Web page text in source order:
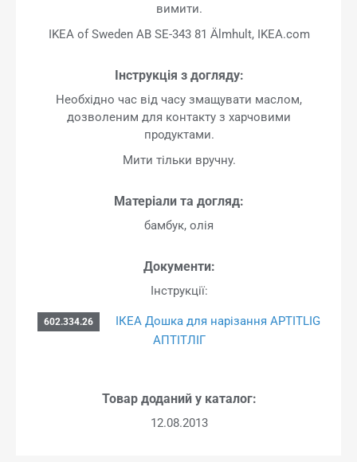
вимити.
IKEA of Sweden AB SE-343 81 Älmhult, IKEA.com
Інструкція з догляду:
Необхідно час від часу змащувати маслом,
дозволеним для контакту з харчовими
продуктами.
Мити тільки вручну.
Матеріали та догляд:
бамбук, олія
Документи:
Інструкції:
602.334.26
ІКЕА Дошка для нарізання APTITLIG
АПТІТЛІГ
Товар доданий у каталог:
12.08.2013